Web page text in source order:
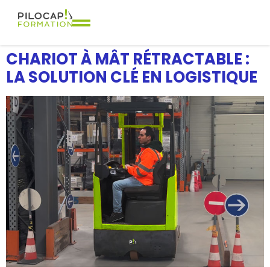
CHARIOT À MÂT RÉTRACTABLE :
LA SOLUTION CLÉ EN LOGISTIQUE